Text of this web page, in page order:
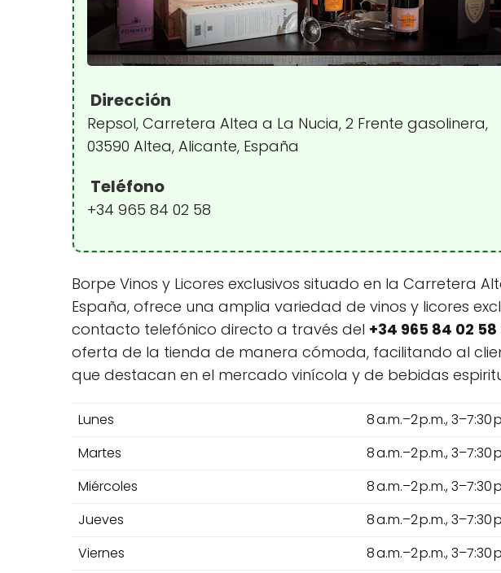
Dirección
Repsol, Carretera Altea a La Nucia, 2 Frente gasolinera,
03590 Altea, Alicante, España
Teléfono
+34 965 84 02 58
Borpe Vinos y Licores exclusivos situado en la Carretera
España, ofrece una amplia variedad de vinos y licores
contacto telefónico directo a través del +34 965 84 02 58
oferta de la tienda de manera cómoda, facilitando al
que destacan en el mercado vinícola y de bebidas
Lunes
8 a.m.–2 p.m., 3–7:30
Martes
8 a.m.–2 p.m., 3–7:30
Miércoles
8 a.m.–2 p.m., 3–7:30
Jueves
8 a.m.–2 p.m., 3–7:30
Viernes
8 a.m.–2 p.m., 3–7:30